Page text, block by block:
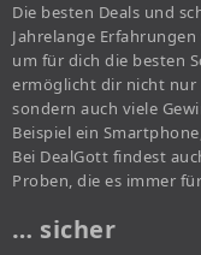
Die besten Deals und
Jahrelange
um für dich die besten
ermöglicht dir nicht nur
sondern auch viele
Beispiel ein
Bei DealGott findest
Proben, die es immer
… sicher